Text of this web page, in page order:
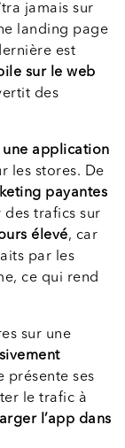
jamais sur
landing page
est
sur le web
des
une application
les stores. De
payantes
des trafics sur
élevé, car
par les
ce qui rend
sur une
présente ses
le trafic à
l’app dans